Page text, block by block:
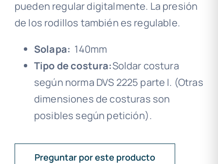
pueden regular digitalmente. La presión
de los rodillos también es regulable.
Solapa: 140mm
Tipo de costura:Soldar costura
según norma DVS 2225 parte I. (Otras
dimensiones de costuras son
posibles según petición).
Preguntar por este producto